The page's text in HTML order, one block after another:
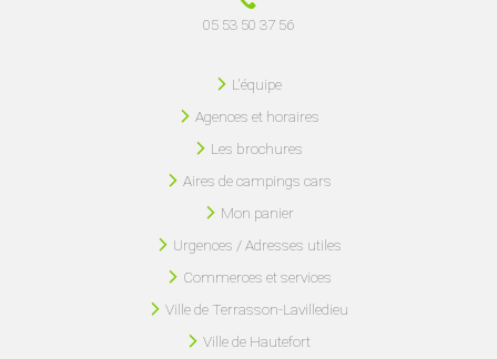
05 53 50 37 56
L'équipe
Agences et horaires
Les brochures
Aires de campings cars
Mon panier
Urgences / Adresses utiles
Commerces et services
Ville de Terrasson-Lavilledieu
Ville de Hautefort